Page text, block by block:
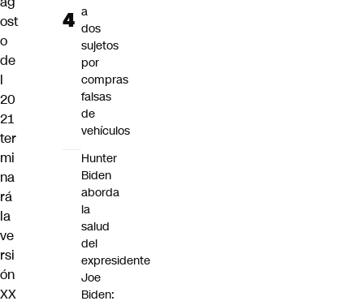
ost
o
de
l
20
21
ter
mi
na
rá
la
ve
rsi
ón
XX
a
dos
sujetos
por
compras
falsas
de
vehículos
Hunter
Biden
aborda
la
salud
del
expresidente
Joe
Biden: